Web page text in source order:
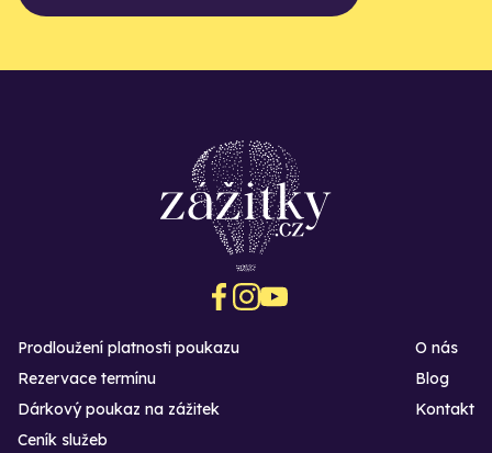
Prodloužení platnosti poukazu
Rezervace termínu
Dárkový poukaz na zážitek
O nás
Blog
Kontakt
Ceník služeb